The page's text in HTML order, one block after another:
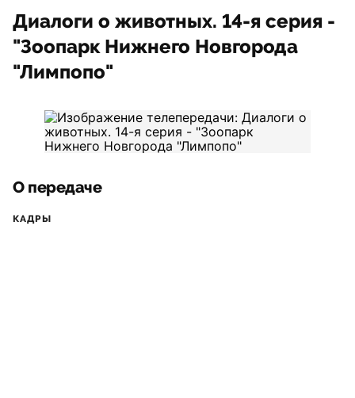
Диалоги о животных. 14-я серия -
"Зоопарк Нижнего Новгорода
"Лимпопо"
О передаче
КАДРЫ